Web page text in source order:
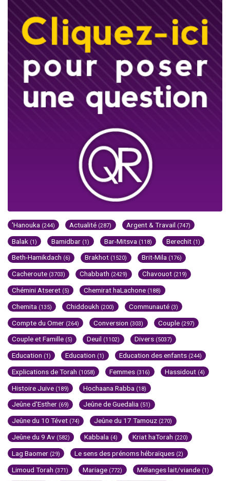
'Hanouka (244) Actualité (287) Argent & Travail (747)
Balak (1) Bamidbar (1) Bar-Mitsva (118) Berechit (1)
Beth-Hamikdach (6) Brakhot (1520) Brit-Mila (176)
Cacheroute (3703) Chabbath (2429) Chavouot (219)
Chémini Atseret (5) Chemirat haLachone (188)
Chemita (135) Chiddoukh (200) Communauté (3)
Compte du Omer (264) Conversion (303) Couple (297)
Couple et Famille (5) Deuil (1102) Divers (5037)
Education (1) Education (1) Education des enfants (244)
Explications de Torah (1058) Femmes (316) Hassidout (4)
Histoire Juive (189) Hochaana Rabba (18)
Jeûne d'Esther (69) Jeûne de Guedalia (51)
Jeûne du 10 Tévet (74) Jeûne du 17 Tamouz (270)
Jeûne du 9 Av (582) Kabbala (4) Kriat haTorah (220)
Lag Baomer (29) Le sens des prénoms hébraïques (2)
Limoud Torah (371) Mariage (772) Mélanges lait/viande (1)